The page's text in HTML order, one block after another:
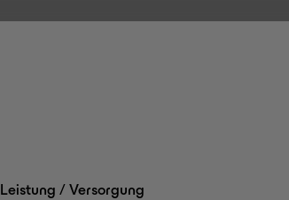
Leistung / Versorgung